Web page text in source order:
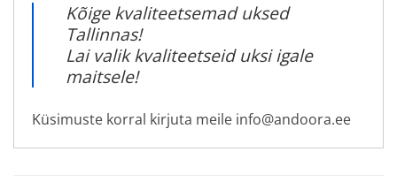
Kõige kvaliteetsemad uksed
Tallinnas!
Lai valik kvaliteetseid uksi igale
maitsele!
Küsimuste korral kirjuta meile info@andoora.ee